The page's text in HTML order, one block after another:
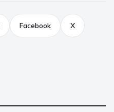
Facebook X